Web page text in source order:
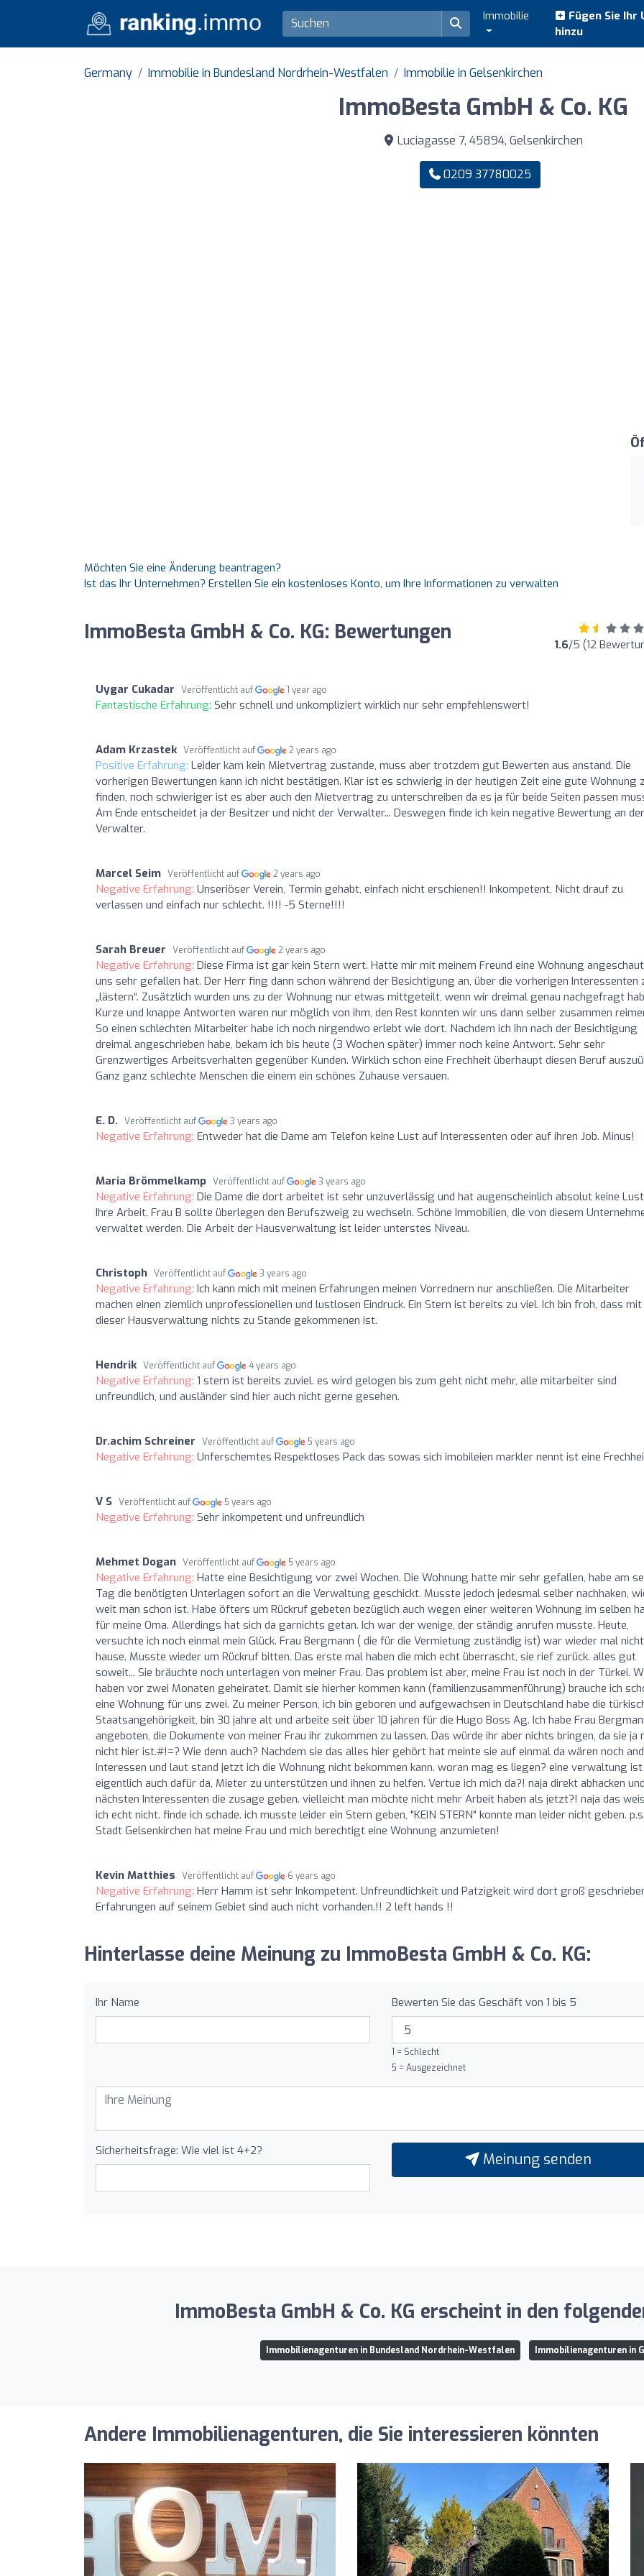
Immobilie
Fügen Sie
hinzu
Germany Immobilie in Bundesland Nordrhein-Westfalen Immobilie in Gelsenkirchen
ImmoBesta GmbH & Co. KG
Luciagasse 7, 45894, Gelsenkirchen
0209 37780025
Möchten Sie eine Änderung beantragen?
Ist das Ihr Unternehmen? Erstellen Sie ein kostenloses Konto, um Ihre Informationen zu verwalten
ImmoBesta GmbH & Co. KG: Bewertungen 1.6/5 (12
Uygar Cukadar Veröffentlicht auf 1 year ago
Fantastische Erfahrung: Sehr schnell und unkompliziert wirklich nur sehr empfehlenswert!
Adam Krzastek Veröffentlicht auf 2 years ago
Positive Erfahrung: Leider kam kein Mietvertrag zustande, muss aber trotzdem gut Bewerten aus anstand. Die
vorherigen Bewertungen kann ich nicht bestätigen. Klar ist es schwierig in der heutigen Zeit eine gute Wohnung
finden, noch schwieriger ist es aber auch den Mietvertrag zu unterschreiben da es ja für beide Seiten passen
Am Ende entscheidet ja der Besitzer und nicht der Verwalter... Deswegen finde ich kein negative Bewertung an
Verwalter.
Marcel Seim Veröffentlicht auf 2 years ago
Negative Erfahrung: Unseriöser Verein, Termin gehabt, einfach nicht erschienen!! Inkompetent, Nicht drauf zu
verlassen und einfach nur schlecht. !!!! -5 Sterne!!!!
Sarah Breuer Veröffentlicht auf 2 years ago
Negative Erfahrung: Diese Firma ist gar kein Stern wert. Hatte mir mit meinem Freund eine Wohnung
uns sehr gefallen hat. Der Herr fing dann schon während der Besichtigung an, über die vorherigen Interessenten
„lästern“. Zusätzlich wurden uns zu der Wohnung nur etwas mittgeteilt, wenn wir dreimal genau nachgefragt
Kurze und knappe Antworten waren nur möglich von ihm, den Rest konnten wir uns dann selber zusammen
So einen schlechten Mitarbeiter habe ich noch nirgendwo erlebt wie dort. Nachdem ich ihn nach der Besichtigung
dreimal angeschrieben habe, bekam ich bis heute (3 Wochen später) immer noch keine Antwort. Sehr sehr
Grenzwertiges Arbeitsverhalten gegenüber Kunden. Wirklich schon eine Frechheit überhaupt diesen Beruf
Ganz ganz schlechte Menschen die einem ein schönes Zuhause versauen.
E. D. Veröffentlicht auf 3 years ago
Negative Erfahrung: Entweder hat die Dame am Telefon keine Lust auf Interessenten oder auf ihren Job. Minus!
Maria Brömmelkamp Veröffentlicht auf 3 years ago
Negative Erfahrung: Die Dame die dort arbeitet ist sehr unzuverlässig und hat augenscheinlich absolut keine
Ihre Arbeit. Frau B sollte überlegen den Berufszweig zu wechseln. Schöne Immobilien, die von diesem
verwaltet werden. Die Arbeit der Hausverwaltung ist leider unterstes Niveau.
Christoph Veröffentlicht auf 3 years ago
Negative Erfahrung: Ich kann mich mit meinen Erfahrungen meinen Vorrednern nur anschließen. Die Mitarbeiter
machen einen ziemlich unprofessionellen und lustlosen Eindruck. Ein Stern ist bereits zu viel. Ich bin froh, dass mit
dieser Hausverwaltung nichts zu Stande gekommenen ist.
Hendrik Veröffentlicht auf 4 years ago
Negative Erfahrung: 1 stern ist bereits zuviel. es wird gelogen bis zum geht nicht mehr, alle mitarbeiter sind
unfreundlich, und ausländer sind hier auch nicht gerne gesehen.
Dr.achim Schreiner Veröffentlicht auf 5 years ago
Negative Erfahrung: Unferschemtes Respektloses Pack das sowas sich imobileien markler nennt ist eine
V S Veröffentlicht auf 5 years ago
Negative Erfahrung: Sehr inkompetent und unfreundlich
Mehmet Dogan Veröffentlicht auf 5 years ago
Negative Erfahrung: Hatte eine Besichtigung vor zwei Wochen. Die Wohnung hatte mir sehr gefallen, habe am
Tag die benötigten Unterlagen sofort an die Verwaltung geschickt. Musste jedoch jedesmal selber nachhaken,
weit man schon ist. Habe öfters um Rückruf gebeten bezüglich auch wegen einer weiteren Wohnung im selben
für meine Oma. Allerdings hat sich da garnichts getan. Ich war der wenige, der ständig anrufen musste. Heute,
versuchte ich noch einmal mein Glück. Frau Bergmann ( die für die Vermietung zuständig ist) war wieder mal
hause. Musste wieder um Rückruf bitten. Das erste mal haben die mich echt überrascht, sie rief zurück. alles gut
soweit... Sie bräuchte noch unterlagen von meiner Frau. Das problem ist aber, meine Frau ist noch in der Türkei.
haben vor zwei Monaten geheiratet. Damit sie hierher kommen kann (familienzusammenführung) brauche ich
eine Wohnung für uns zwei. Zu meiner Person, ich bin geboren und aufgewachsen in Deutschland habe die
Staatsangehörigkeit, bin 30 jahre alt und arbeite seit über 10 jahren für die Hugo Boss Ag. Ich habe Frau
angeboten, die Dokumente von meiner Frau ihr zukommen zu lassen. Das würde ihr aber nichts bringen, da sie ja
nicht hier ist.#!=? Wie denn auch? Nachdem sie das alles hier gehört hat meinte sie auf einmal da wären noch
Interessen und laut stand jetzt ich die Wohnung nicht bekommen kann. woran mag es liegen? eine verwaltung ist
eigentlich auch dafür da, Mieter zu unterstützen und ihnen zu helfen. Vertue ich mich da?! naja direkt abhacken
nächsten Interessenten die zusage geben. vielleicht man möchte nicht mehr Arbeit haben als jetzt?! naja das
ich echt nicht. finde ich schade. ich musste leider ein Stern geben, "KEIN STERN" konnte man leider nicht geben.
Stadt Gelsenkirchen hat meine Frau und mich berechtigt eine Wohnung anzumieten!
Kevin Matthies Veröffentlicht auf 6 years ago
Negative Erfahrung: Herr Hamm ist sehr Inkompetent. Unfreundlichkeit und Patzigkeit wird dort groß
Erfahrungen auf seinem Gebiet sind auch nicht vorhanden.!! 2 left hands !!
Hinterlasse deine Meinung zu ImmoBesta GmbH & Co. KG:
Ihr Name Bewerten Sie das Geschäft von 1 bis 5
1 = Schlecht
5 = Ausgezeichnet
Sicherheitsfrage: Wie viel ist 4+2? Meinung senden
ImmoBesta GmbH & Co. KG erscheint in den
Immobilienagenturen in Bundesland Nordrhein-Westfalen Immobilienagenturen in
Andere Immobilienagenturen, die Sie interessieren könnten